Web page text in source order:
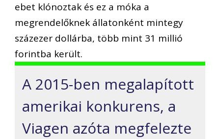
ebet klónoztak és ez a móka a
megrendelőknek állatonként mintegy
százezer dollárba, több mint 31 millió
forintba került.
A 2015-ben megalapított
amerikai konkurens, a
Viagen azóta megfelezte